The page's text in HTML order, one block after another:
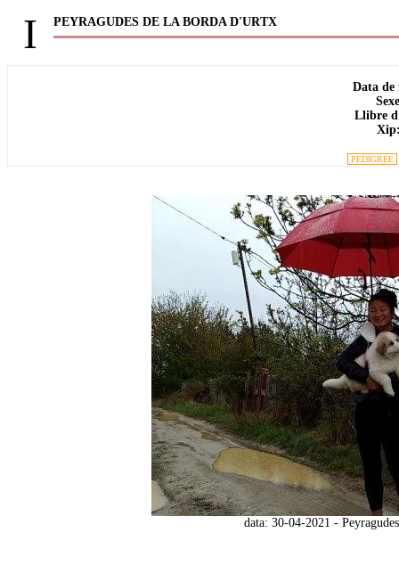
I PEYRAGUDES DE LA BORDA D'URTX
Data
Llibre
PEDIGREE
data: 30-04-2021 -